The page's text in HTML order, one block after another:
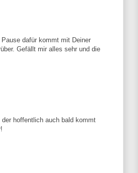
dafür kommt mit Deiner
Gefällt mir alles sehr und die
hoffentlich auch bald kommt